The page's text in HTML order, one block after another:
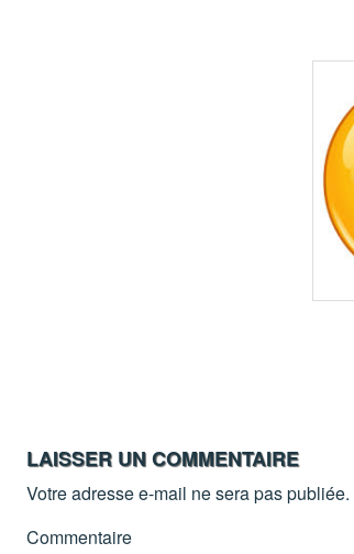
LAISSER UN COMMENTAIRE
Votre adresse e-mail ne sera pas publiée.
Commentaire